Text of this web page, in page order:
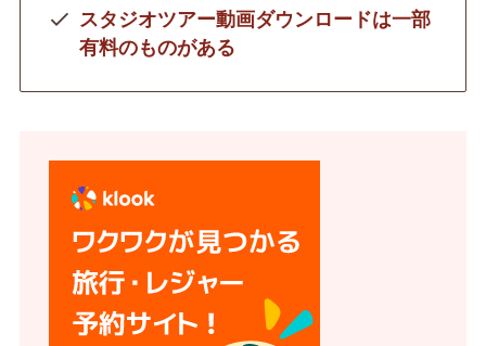
スタジオツアー動画ダウンロードは一部
有料のものがある